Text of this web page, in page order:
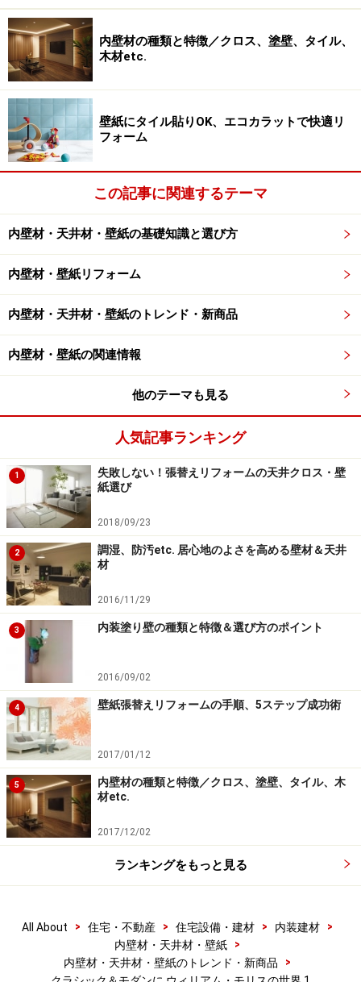
内壁材の種類と特徴／クロス、塗壁、タイル、
木材etc.
壁紙にタイル貼りOK、エコカラットで快適リ
フォーム
この記事に関連するテーマ
内壁材・天井材・壁紙の基礎知識と選び方
内壁材・壁紙リフォーム
内壁材・天井材・壁紙のトレンド・新商品
内壁材・壁紙の関連情報
他のテーマも見る
人気記事ランキング
1
失敗しない！張替えリフォームの天井クロス・壁
紙選び
2018/09/23
2
調湿、防汚etc. 居心地のよさを高める壁材＆天井
材
2016/11/29
3 内装塗り壁の種類と特徴＆選び方のポイント
2016/09/02
4 壁紙張替えリフォームの手順、5ステップ成功術
2017/01/12
5
内壁材の種類と特徴／クロス、塗壁、タイル、木
材etc.
2017/12/02
ランキングをもっと見る
All About > 住宅・不動産 > 住宅設備・建材 > 内装建材
>
内壁材・天井材・壁紙
>
内壁材・天井材・壁紙のトレンド・新商品
>